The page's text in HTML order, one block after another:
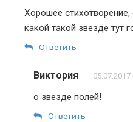
Хорошее
какой такой звезде тут
Ответить
Виктория 05.07.2017
о звезде полей!
Ответить